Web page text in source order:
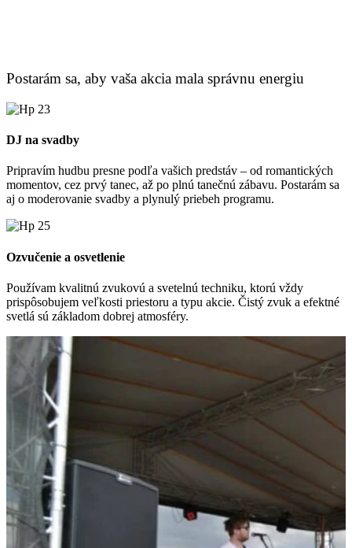
Postarám sa, aby vaša akcia mala správnu energiu
DJ na svadby
Pripravím hudbu presne podľa vašich predstáv – od romantických
momentov, cez prvý tanec, až po plnú tanečnú zábavu. Postarám sa
aj o moderovanie svadby a plynulý priebeh programu.
Ozvučenie a osvetlenie
Používam kvalitnú zvukovú a svetelnú techniku, ktorú vždy
prispôsobujem veľkosti priestoru a typu akcie. Čistý zvuk a efektné
svetlá sú základom dobrej atmosféry.